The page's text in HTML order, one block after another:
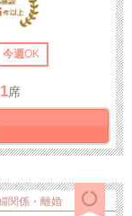
今週OK
1席
関係・離婚